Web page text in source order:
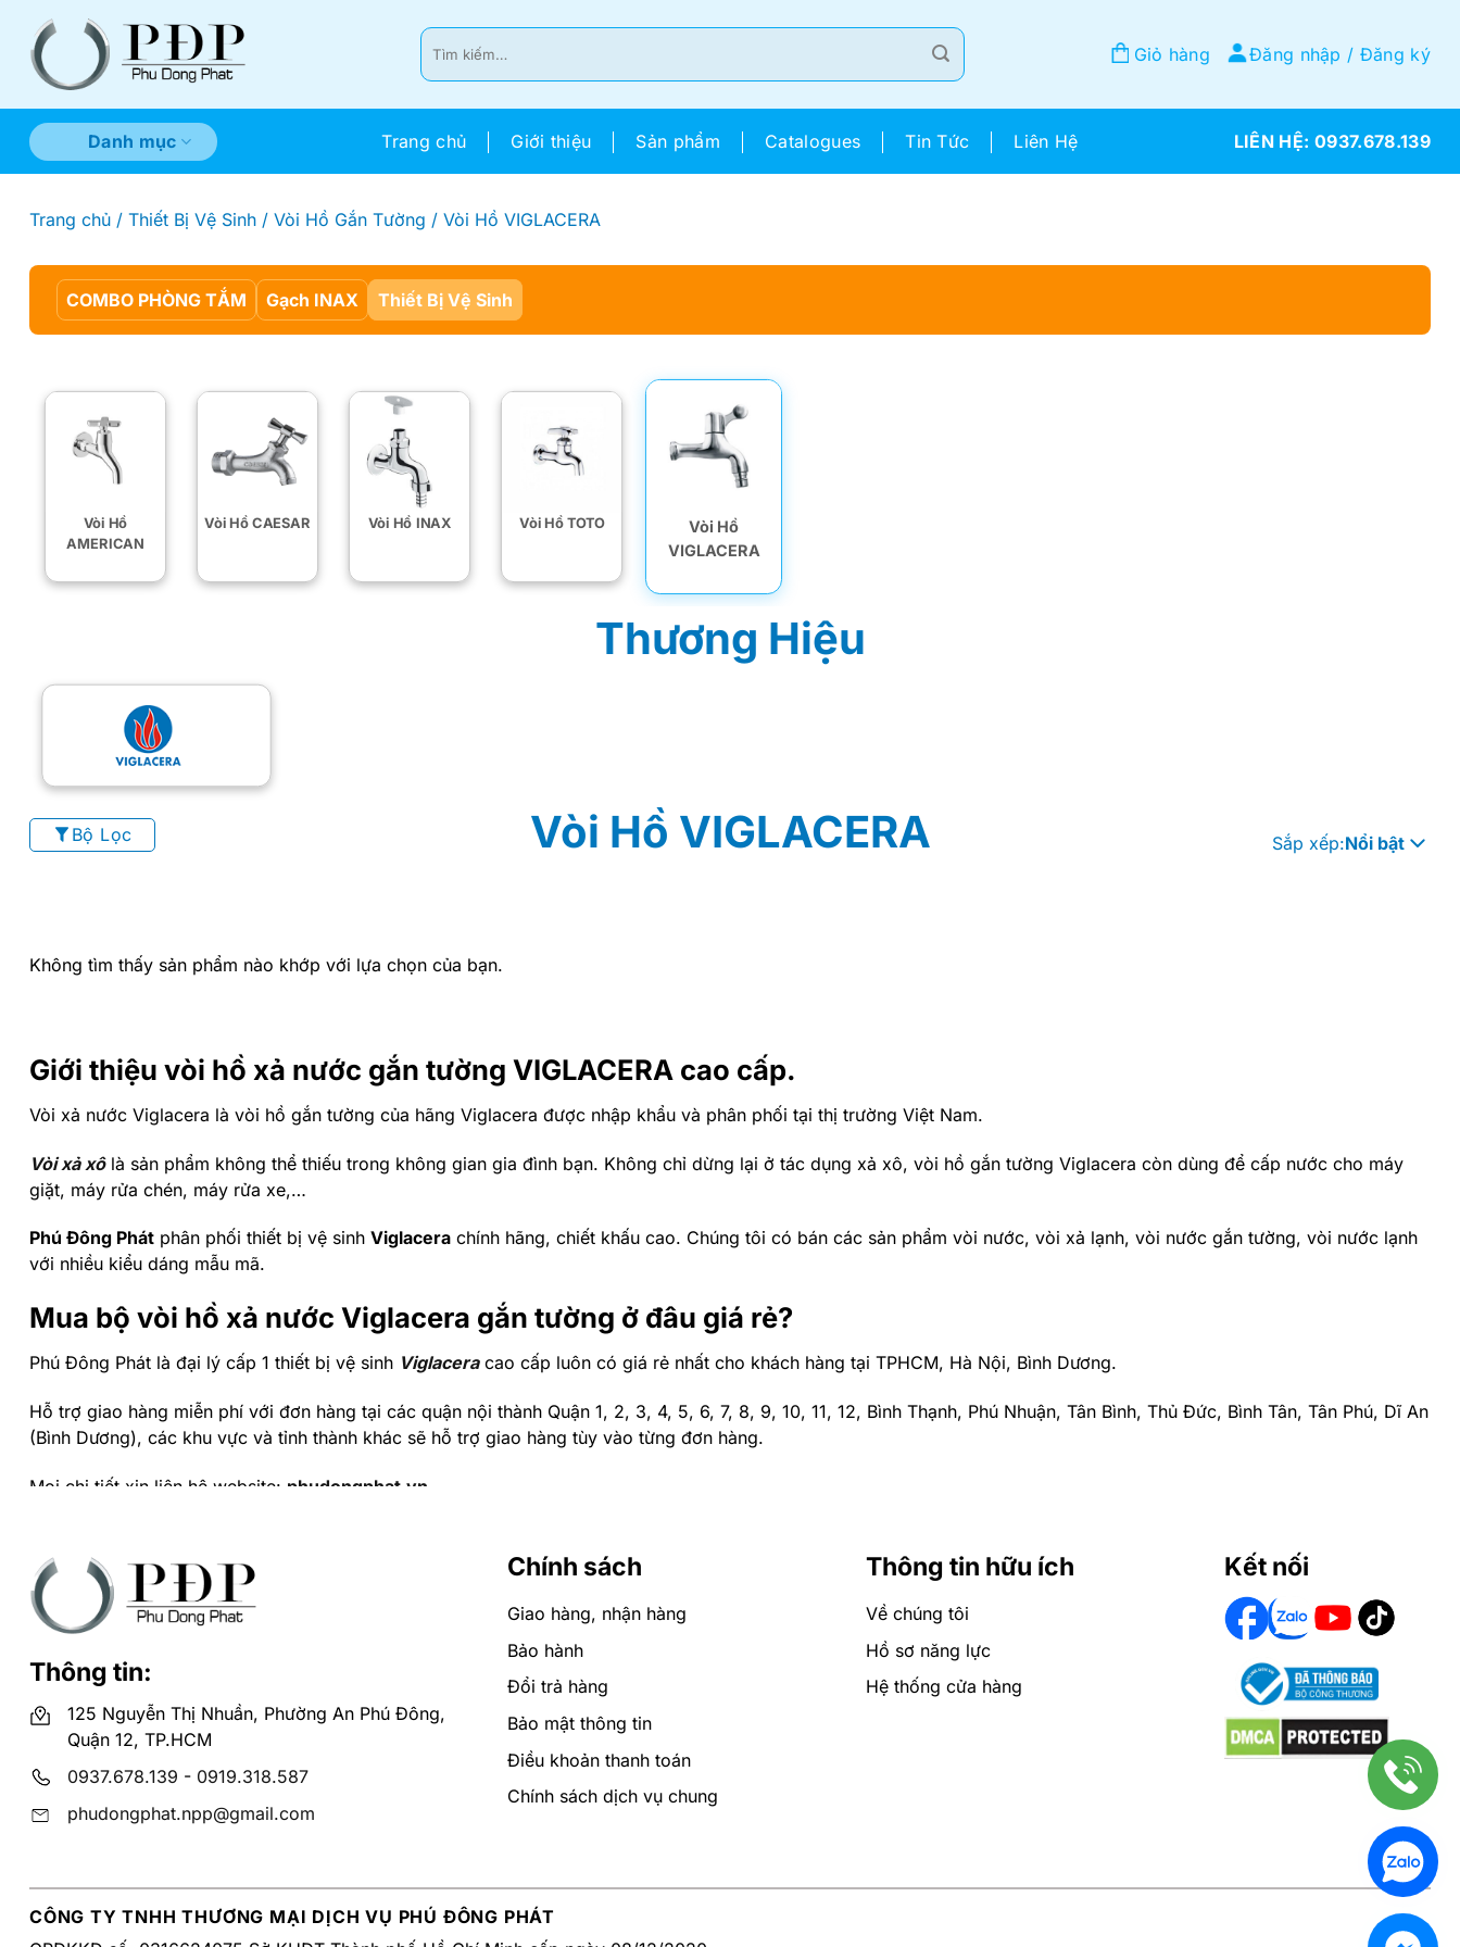
Tìm
kiếm:
Giỏ hàng Đăng nhập / Đăng ký
Danh mục Trang chủ Giới thiệu Sản phẩm Catalogues Tin Tức Liên Hệ 0937.678.139
Trang chủ / Thiết Bị Vệ Sinh / Vòi Hồ Gắn Tường / Vòi Hồ VIGLACERA
COMBO PHÒNG TẮM Gạch INAX Thiết Bị Vệ Sinh
Vòi Hồ
AMERICAN
Vòi Hồ CAESAR Vòi Hồ INAX Vòi Hồ TOTO
Vòi Hồ
VIGLACERA
Giới thiệu vòi hồ xả nước gắn tường VIGLACERA cao cấp.
Vòi xả nước Viglacera là vòi hồ gắn tường của hãng Viglacera được nhập khẩu và phân phối tại thị trường Việt Nam.
Vòi xả xôlà sản phẩm không thể thiếu trong không gian gia đình bạn. Không chỉ dừng lại ở tác dụng xả xô, vòi hồ gắn tường Viglacera còn dùng để cấp nước cho máy
giặt, máy rửa chén, máy rửa xe,…
Phú Đông Phát phân phối thiết bị vệ sinh Viglacera chính hãng, chiết khấu cao. Chúng tôi có bán các sản phẩm vòi nước, vòi xả lạnh, vòi nước gắn tường, vòi nước lạnh
với nhiều kiểu dáng mẫu mã.
Mua bộ vòi hồ xả nước Viglacera gắn tường ở đâu giá rẻ?
Phú Đông Phát là đại lý cấp 1 thiết bị vệ sinh Viglaceracao cấp luôn có giá rẻ nhất cho khách hàng tại TPHCM, Hà Nội, Bình Dương.
Hỗ trợ giao hàng miễn phí với đơn hàng tại các quận nội thành Quận 1, 2, 3, 4, 5, 6, 7, 8, 9, 10, 11, 12, Bình Thạnh, Phú Nhuận, Tân Bình, Thủ Đức, Bình Tân, Tân Phú, Dĩ An
(Bình Dương), các khu vực và tỉnh thành khác sẽ hỗ trợ giao hàng tùy vào từng đơn hàng.
Mọi chi tiết xin liên hệ website: phudongphat.vn
Thương Hiệu
Bộ Lọc Vòi Hồ VIGLACERA Sắp xếp:Nổi bật
Không tìm thấy sản phẩm nào khớp với lựa chọn của bạn.
Thông tin:
125 Nguyễn Thị Nhuần, Phường An Phú Đông,
Quận 12, TP.HCM
0937.678.139 - 0919.318.587
phudongphat.npp@gmail.com
Chính sách
Giao hàng, nhận hàng
Bảo hành
Đổi trả hàng
Bảo mật thông tin
Điều khoản thanh toán
Chính sách dịch vụ chung
Thông tin hữu ích
Về chúng tôi
Hồ sơ năng lực
Hệ thống cửa hàng
Kết nối
CÔNG TY TNHH THƯƠNG MẠI DỊCH VỤ PHÚ ĐÔNG PHÁT